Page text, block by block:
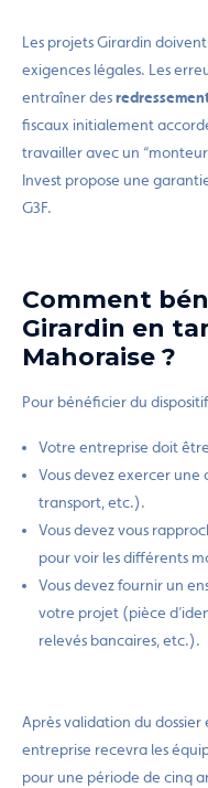
Les projets Girardin
exigences légales. Les
entraîner des
fiscaux initialement
travailler avec un
Invest propose une
G3F.
Comment
Girardin en
Mahoraise ?
Pour bénéficier du
Votre entreprise doit
Vous devez exercer
transport, etc.).
Vous devez vous
pour voir les différents
Vous devez fournir un
votre projet (pièce
relevés bancaires, etc.).
Après validation du
entreprise recevra les
pour une période de cinq